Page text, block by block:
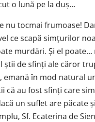
o lună pe la duș…
nu tocmai frumoase!
ce scapă simțurilor
murdări. Și el poate…
știi de sfinți ale căror
emană în mod natural
că au fost sfinți care
un suflet are păcate
Sf. Ecaterina de